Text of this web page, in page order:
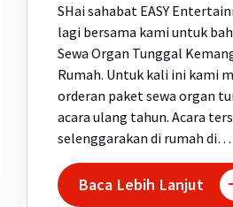
SHai sahabat EASY
lagi bersama kami untuk
Sewa Organ Tunggal
Rumah. Untuk kali ini kami
orderan paket sewa organ
acara ulang tahun. Acara
selenggarakan di rumah di…
Baca Lebih Lanjut